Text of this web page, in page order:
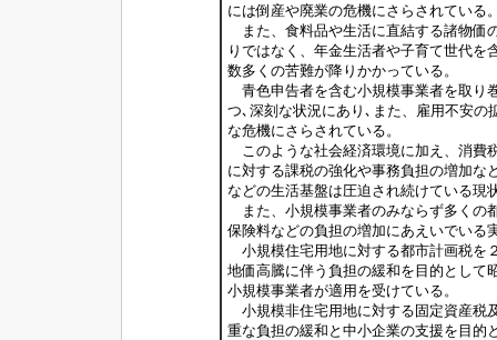
には倒産や廃業の危機にさらされている
また、食料品や生活に直結する諸物価
りではなく、年金生活者や子育て世代を
数多くの苦難が降りかかっている。
青色申告者を含む小規模事業者を取り
つ､深刻な状況にあり､また、雇用不安の
な危機にさらされている。
このような社会経済環境に加え、消費
に対する課税の強化や事務負担の増加な
などの生活基盤は圧迫され続けている現
また、小規模事業者のみならず多くの
保険料などの負担の増加にあえいでいる
小規模住宅用地に対する都市計画税を
地価高騰に伴う負担の緩和を目的として
小規模事業者が適用を受けている。
小規模非住宅用地に対する固定資産税
重な負担の緩和と中小企業の支援を目的